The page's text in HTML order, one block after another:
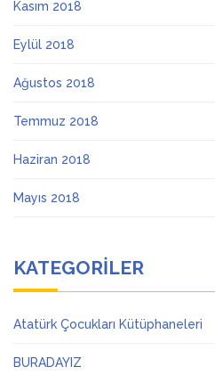
Kasım 2018
Eylül 2018
Ağustos 2018
Temmuz 2018
Haziran 2018
Mayıs 2018
KATEGORILER
Atatürk Çocukları Kütüphaneleri
BURADAYIZ